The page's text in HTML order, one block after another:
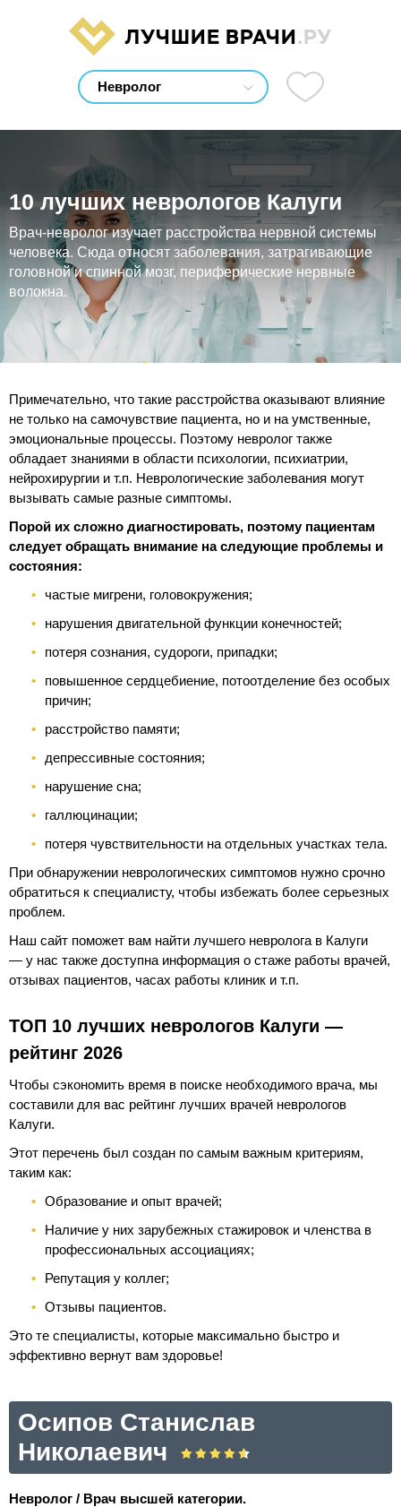
ЛУЧШИЕ ВРАЧИ.РУ
10 лучших неврологов Калуги
Врач-невролог изучает расстройства нервной системы
человека. Сюда относят заболевания, затрагивающие
головной и спинной мозг, периферические нервные
волокна.
Примечательно, что такие расстройства оказывают влияние
не только на самочувствие пациента, но и на умственные,
эмоциональные процессы. Поэтому невролог также
обладает знаниями в области психологии, психиатрии,
нейрохирургии и т.п. Неврологические заболевания могут
вызывать самые разные симптомы.
Порой их сложно диагностировать, поэтому пациентам
следует обращать внимание на следующие проблемы и
состояния:
частые мигрени, головокружения;
нарушения двигательной функции конечностей;
потеря сознания, судороги, припадки;
повышенное сердцебиение, потоотделение без особых
причин;
расстройство памяти;
депрессивные состояния;
нарушение сна;
галлюцинации;
потеря чувствительности на отдельных участках тела.
При обнаружении неврологических симптомов нужно срочно
обратиться к специалисту, чтобы избежать более серьезных
проблем.
Наш сайт поможет вам найти лучшего невролога в Калуги
— у нас также доступна информация о стаже работы врачей,
отзывах пациентов, часах работы клиник и т.п.
ТОП 10 лучших неврологов Калуги —
рейтинг 2026
Чтобы сэкономить время в поиске необходимого врача, мы
составили для вас рейтинг лучших врачей неврологов
Калуги.
Этот перечень был создан по самым важным критериям,
таким как:
Образование и опыт врачей;
Наличие у них зарубежных стажировок и членства в
профессиональных ассоциациях;
Репутация у коллег;
Отзывы пациентов.
Это те специалисты, которые максимально быстро и
эффективно вернут вам здоровье!
Осипов Станислав
Николаевич
Невролог / Врач высшей категории.